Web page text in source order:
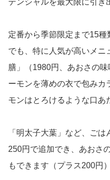
テンシャルを最大限に引き
定番から季節限定まで15
でも、特に人気が高いメニ
膳」（1980円、あおさの
ーモンを薄めの衣で包みカ
モンはとろけるような口あ
「明太子大葉」など、ご
250円で追加でき、あおさ
もできます（プラス200円）